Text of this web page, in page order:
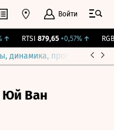
Войти
RTSI 879,65 +0,57%↑ RGBI
динамика, прогнозы
Юй Ван